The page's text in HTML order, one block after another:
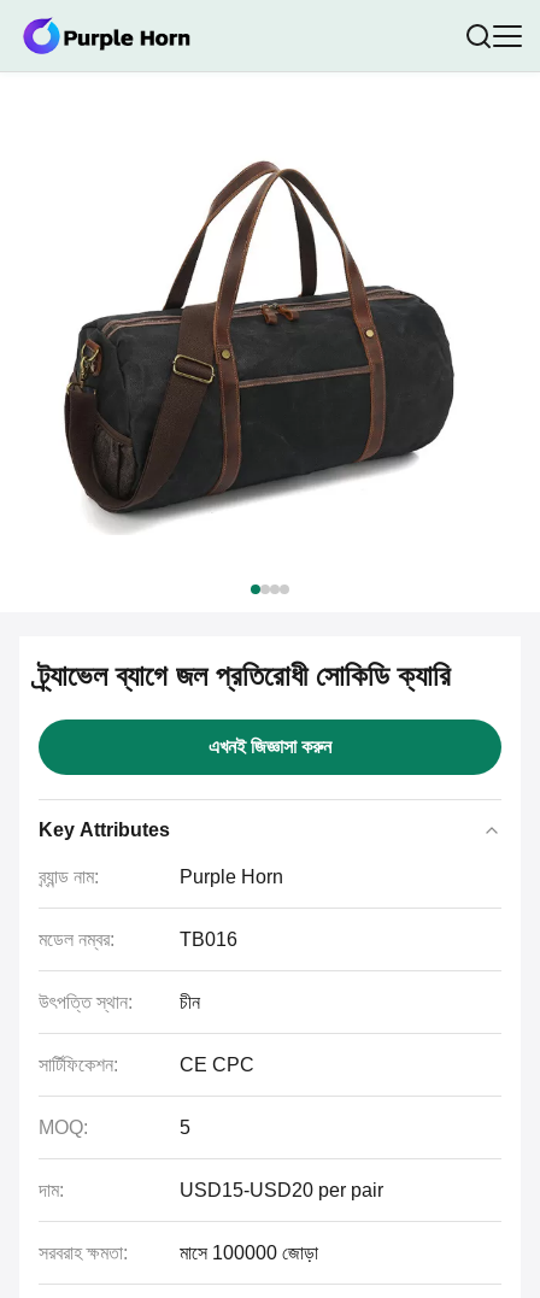
ট্র্যাভেল ব্যাগে জল প্রতিরোধী সোকিডি ক্যারি
এখনই জিজ্ঞাসা করুন
Key Attributes
ব্র্যান্ড নাম: Purple Horn
মডেল নম্বর: TB016
উৎপত্তি স্থান: চীন
সার্টিফিকেশন: CE CPC
MOQ: 5
দাম: USD15-USD20 per pair
সরবরাহ ক্ষমতা: মাসে 100000 জোড়া